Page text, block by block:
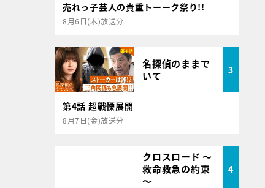
売れっ子芸人の貴重トーーク祭り!!
8月6日(木)放送分
名探偵のままで
いて
3
第4話 超戦慄展開
8月7日(金)放送分
クロスロード ～
救命救急の約束
～
4